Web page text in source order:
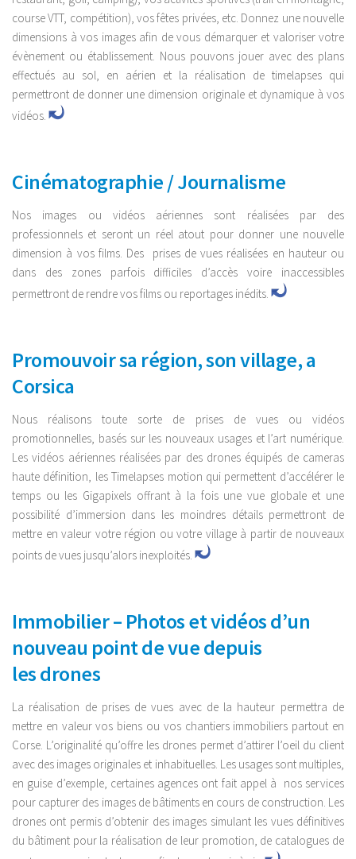
course VTT, compétition), vos fêtes privées, etc. Donnez une nouvelle
dimensions à vos images afin de vous démarquer et valoriser votre
évènement ou établissement. Nous pouvons jouer avec des plans
effectués au sol, en aérien et la réalisation de timelapses qui
permettront de donner une dimension originale et dynamique à vos
vidéos.
Cinématographie / Journalisme
Nos images ou vidéos aériennes sont réalisées par des
professionnels et seront un réel atout pour donner une nouvelle
dimension à vos films. Des prises de vues réalisées en hauteur ou
dans des zones parfois difficiles d’accès voire inaccessibles
permettront de rendre vos films ou reportages inédits.
Promouvoir sa région, son village, a
Corsica
Nous réalisons toute sorte de prises de vues ou vidéos
promotionnelles, basés sur les nouveaux usages et l’art numérique.
Les vidéos aériennes réalisées par des drones équipés de cameras
haute définition, les Timelapses motion qui permettent d’accélérer le
temps ou les Gigapixels offrant à la fois une vue globale et une
possibilité d’immersion dans les moindres détails permettront de
mettre en valeur votre région ou votre village à partir de nouveaux
points de vues jusqu’alors inexploités.
Immobilier – Photos et vidéos d’un
nouveau point de vue depuis
les drones
La réalisation de prises de vues avec de la hauteur permettra de
mettre en valeur vos biens ou vos chantiers immobiliers partout en
Corse. L’originalité qu’offre les drones permet d’attirer l’oeil du client
avec des images originales et inhabituelles. Les usages sont multiples,
en guise d’exemple, certaines agences ont fait appel à nos services
pour capturer des images de bâtiments en cours de construction. Les
drones ont permis d’obtenir des images simulant les vues définitives
du bâtiment pour la réalisation de leur promotion, de catalogues de